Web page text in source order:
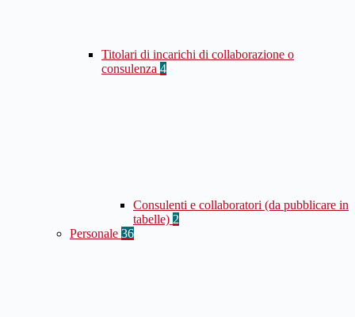
Titolari di incarichi di collaborazione o
consulenza 4
Consulenti e collaboratori (da pubblicare in
tabelle) 2
Personale 36